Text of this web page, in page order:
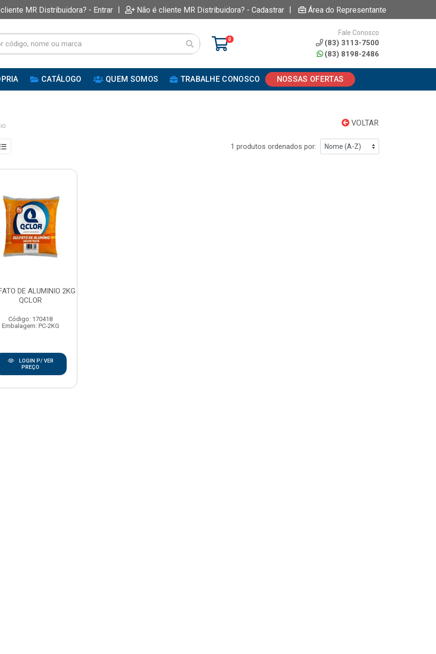
MR Distribuidora? - Entrar | Não é cliente MR Distribuidora? - Cadastrar | Área do Representante
0
Fale Conosco
(83) 3113-7500
(83) 8198-2486
CATÁLOGO QUEM SOMOS TRABALHE CONOSCO NOSSAS OFERTAS
VOLTAR
1 produtos ordenados por:
DE ALUMINIO 2KG
QCLOR
Código: 170418
Embalagem: PC-2KG
LOGIN P/ VER
PREÇO